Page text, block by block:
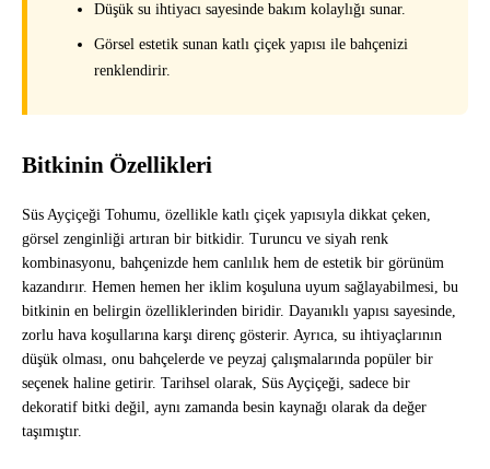
Düşük su ihtiyacı sayesinde bakım kolaylığı sunar.
Görsel estetik sunan katlı çiçek yapısı ile bahçenizi
renklendirir.
Bitkinin Özellikleri
Süs Ayçiçeği Tohumu, özellikle katlı çiçek yapısıyla dikkat çeken,
görsel zenginliği artıran bir bitkidir. Turuncu ve siyah renk
kombinasyonu, bahçenizde hem canlılık hem de estetik bir görünüm
kazandırır. Hemen hemen her iklim koşuluna uyum sağlayabilmesi, bu
bitkinin en belirgin özelliklerinden biridir. Dayanıklı yapısı sayesinde,
zorlu hava koşullarına karşı direnç gösterir. Ayrıca, su ihtiyaçlarının
düşük olması, onu bahçelerde ve peyzaj çalışmalarında popüler bir
seçenek haline getirir. Tarihsel olarak, Süs Ayçiçeği, sadece bir
dekoratif bitki değil, aynı zamanda besin kaynağı olarak da değer
taşımıştır.